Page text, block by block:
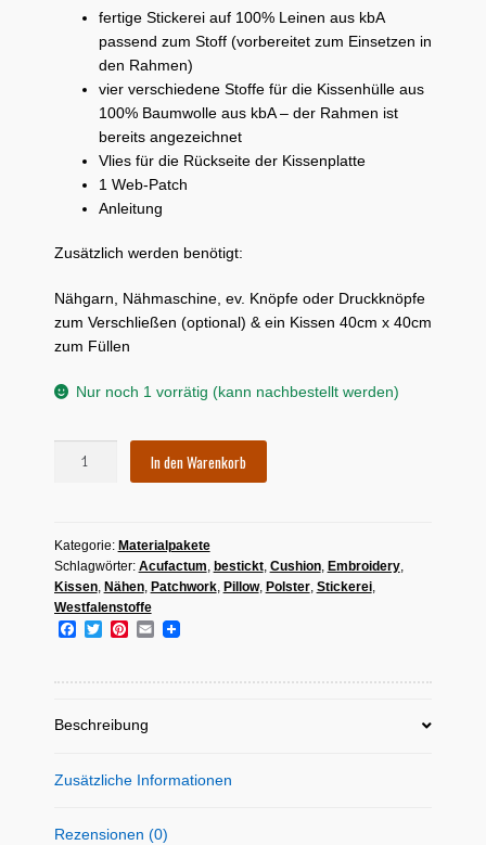
fertige Stickerei auf 100% Leinen aus kbA
passend zum Stoff (vorbereitet zum Einsetzen in
den Rahmen)
vier verschiedene Stoffe für die Kissenhülle aus
100% Baumwolle aus kbA – der Rahmen ist
bereits angezeichnet
Vlies für die Rückseite der Kissenplatte
1 Web-Patch
Anleitung
Zusätzlich werden benötigt:
Nähgarn, Nähmaschine, ev. Knöpfe oder Druckknöpfe
zum Verschließen (optional) & ein Kissen 40cm x 40cm
zum Füllen
Nur noch 1 vorrätig (kann nachbestellt werden)
Stickerei:
Blumenwiese
(rosa)
Menge
In den Warenkorb
Kategorie: Materialpakete
Schlagwörter: Acufactum, bestickt, Cushion, Embroidery,
Kissen, Nähen, Patchwork, Pillow, Polster, Stickerei,
Westfalenstoffe
F
e
o
T
t
r
P
t
e
E
i
Beschreibung
Zusätzliche Informationen
Rezensionen (0)